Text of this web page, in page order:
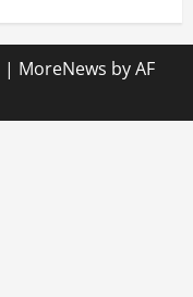
| MoreNews by AF